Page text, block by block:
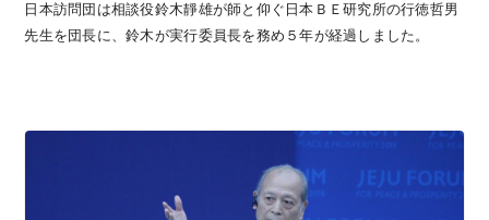
日本訪問団は相談役鈴木靜雄が師と仰ぐ日本ＢＥ研究所の行徳哲男
先生を団長に、鈴木が実行委員長を務め５年が経過しました。